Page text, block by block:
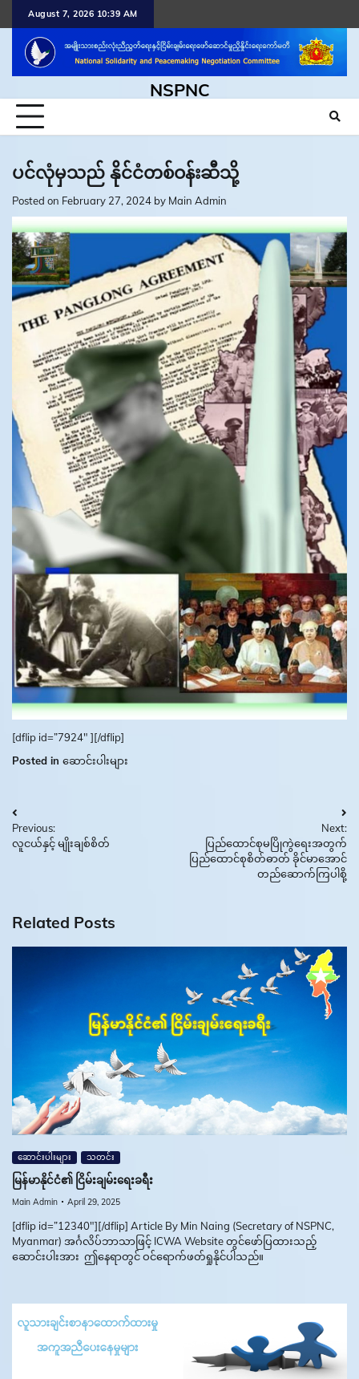
content
August 7, 2026 10:39 AM
NSPNC
ပင်လုံမှသည် နိုင်ငံတစ်ဝန်းဆီသို့
Posted on February 27, 2024 by Main Admin
[dflip id=”7924″ ][/dflip]
Posted in ဆောင်းပါးများ
Post
navigation
Previous:
လူငယ်နှင့် မျိုးချစ်စိတ်
Next:
ပြည်ထောင်စုမပြိုကွဲရေးအတွက်
ပြည်ထောင်စုစိတ်ဓာတ် ခိုင်မာအောင်
တည်ဆောက်ကြပါစို့
Related Posts
ဆောင်းပါးများ သတင်း
မြန်မာနိုင်ငံ၏ ငြိမ်းချမ်းရေးခရီး
Main Admin April 29, 2025
[dflip id=”12340″][/dflip] Article By Min Naing (Secretary of NSPNC,
Myanmar) အင်္ဂလိပ်ဘာသာဖြင့် ICWA Website တွင်ဖော်ပြထားသည့်
ဆောင်းပါးအား ဤနေရာတွင် ဝင်ရောက်ဖတ်ရှုနိုင်ပါသည်။